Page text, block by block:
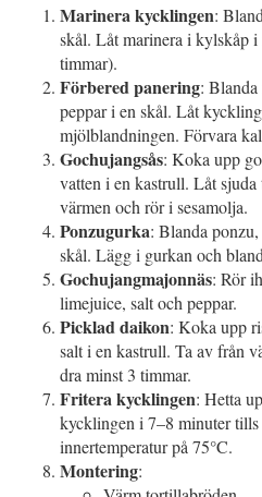
Marinera kycklingen:
skål. Låt marinera i kylskåp
timmar).
Förbered panering: Blanda
peppar i en skål. Låt
mjölblandningen. Förvara
Gochujangsås: Koka upp
vatten i en kastrull. Låt
värmen och rör i sesamolja.
Ponzugurka: Blanda
skål. Lägg i gurkan och
Gochujangmajonnäs: Rör
limejuice, salt och peppar.
Picklad daikon: Koka upp
salt i en kastrull. Ta av från
dra minst 3 timmar.
Fritera kycklingen: Hetta
kycklingen i 7–8 minuter
innertemperatur på 75°C.
Montering: